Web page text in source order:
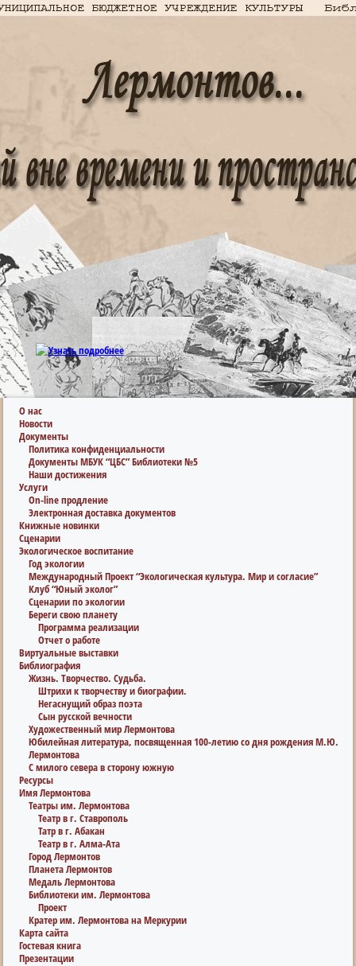
О нас
Новости
Документы
Политика конфиденциальности
Документы МБУК “ЦБС” Библиотеки №5
Наши достижения
Услуги
On-line продление
Электронная доставка документов
Книжные новинки
Сценарии
Экологическое воспитание
Год экологии
Международный Проект “Экологическая культура. Мир и согласие”
Клуб “Юный эколог”
Сценарии по экологии
Береги свою планету
Программа реализации
Отчет о работе
Виртуальные выставки
Библиография
Жизнь. Творчество. Судьба.
Штрихи к творчеству и биографии.
Негаснущий образ поэта
Сын русской вечности
Художественный мир Лермонтова
Юбилейная литература, посвященная 100-летию со дня рождения М.Ю.
Лермонтова
С милого севера в сторону южную
Ресурсы
Имя Лермонтова
Театры им. Лермонтова
Театр в г. Ставрополь
Татр в г. Абакан
Театр в г. Алма-Ата
Город Лермонтов
Планета Лермонтов
Медаль Лермонтова
Библиотеки им. Лермонтова
Проект
Кратер им. Лермонтова на Меркурии
Карта сайта
Гостевая книга
Презентации